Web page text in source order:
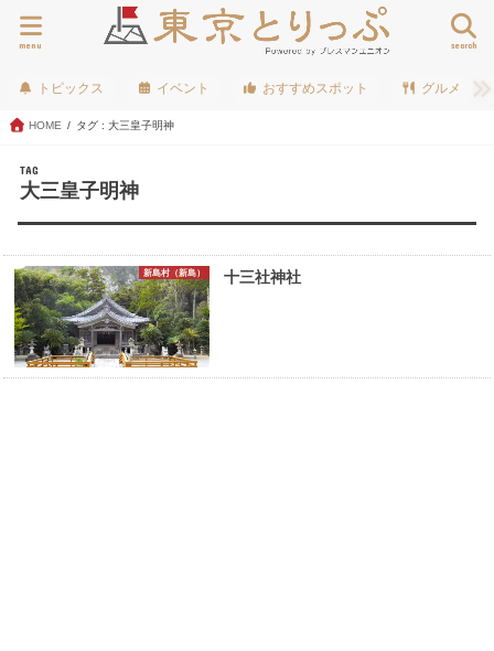
search
menu
トピックス イベント おすすめスポット グルメ
HOME タグ : 大三皇子明神
TAG
大三皇子明神
新島村（新島） 十三社神社